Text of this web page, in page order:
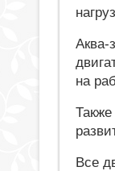
Аква-
на
Все